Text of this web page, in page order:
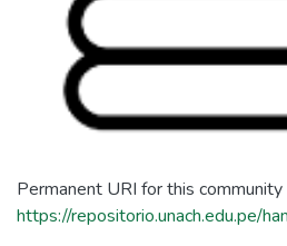
Permanent URI for this community
https://repositorio.unach.edu.pe/